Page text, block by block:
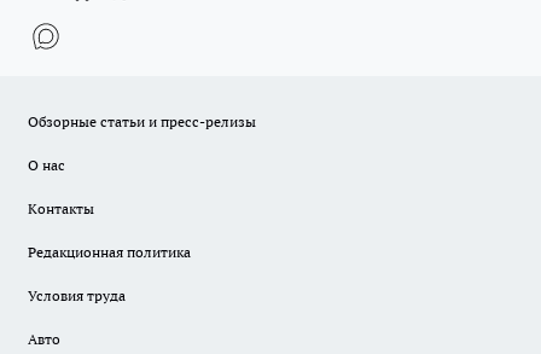
Обзорные статьи и пресс-релизы
О нас
Контакты
Редакционная политика
Условия труда
Авто